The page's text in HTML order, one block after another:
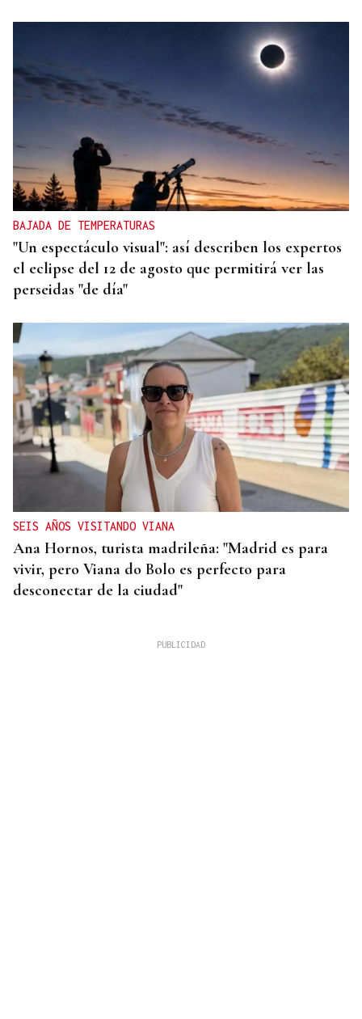
BAJADA DE TEMPERATURAS
"Un espectáculo visual": así describen los expertos
el eclipse del 12 de agosto que permitirá ver las
perseidas "de día"
SEIS AÑOS VISITANDO VIANA
Ana Hornos, turista madrileña: "Madrid es para
vivir, pero Viana do Bolo es perfecto para
desconectar de la ciudad"